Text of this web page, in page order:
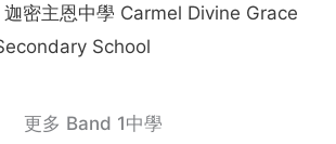
密主恩中學 Carmel Divine Grace
School
更多 Band 1中學